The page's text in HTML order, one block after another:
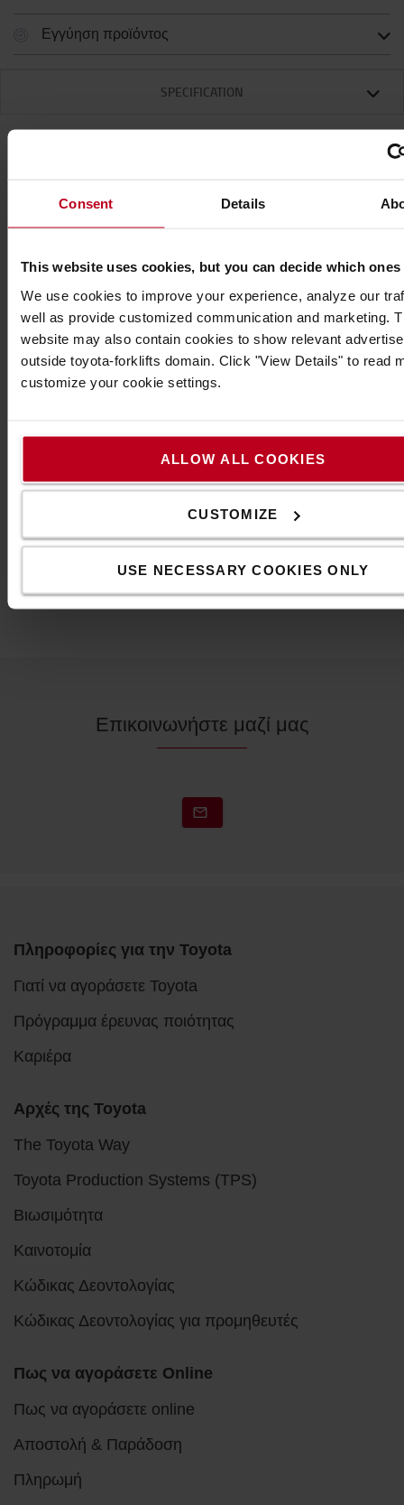
Consent Details
This website uses cookies, but you can decide which ones
We use cookies to improve your experience, analyze our
well as provide customized communication and marketing.
website may also contain cookies to show relevant
outside toyota-forklifts domain. Click "View Details" to read
customize your cookie settings.
ALLOW ALL COOKIES
CUSTOMIZE
USE NECESSARY COOKIES ONLY
Εγγύηση προϊόντος
SPECIFICATION
27 μέτρα με αυτό το κιτ αναδιπλούμενου κώνου
Δημιουργήστε μια ασφαλή ζώνη με αυτό το κιτ
αναδιπλούμενου κώνου Skipper.
Ο μοναδικός κώνος δρόμου του Skipper έχει
τυπικούς κώνους κυκλοφορίας και έχει
βελτιωμένη σταθερότητα σε συνθήκες ανέμου.
Τι υπάρχει στο κιτ:
*3x μονάδες Skipper
*1x εικονική μονάδα Skipper
Επικοινωνήστε μαζί μας
Πληροφορίες για την Toyota
Γιατί να αγοράσετε Toyota
Πρόγραμμα έρευνας ποιότητας
Καριέρα
Αρχές της Toyota
The Toyota Way
Toyota Production Systems (TPS)
Βιωσιμότητα
Καινοτομία
Κώδικας Δεοντολογίας
Κώδικας Δεοντολογίας για προμηθευτές
Πως να αγοράσετε Online
Πως να αγοράσετε online
Αποστολή & Παράδοση
Πληρωμή